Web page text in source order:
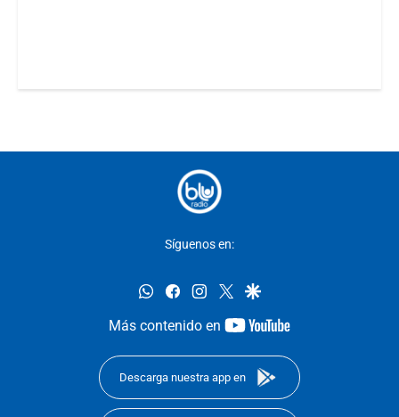
Síguenos en:
whatsappfacebookinstagram
twittergoogle
Más contenido en
youtube-
Descarga nuestra app en